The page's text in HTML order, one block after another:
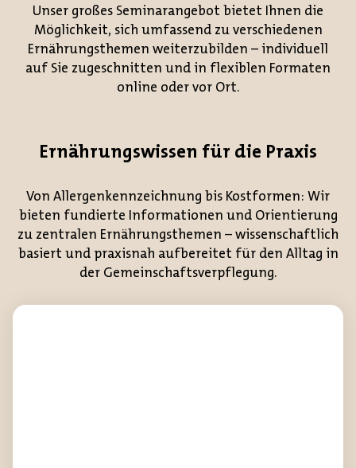
Unser großes Seminarangebot bietet Ihnen die
Möglichkeit, sich umfassend zu verschiedenen
Ernährungsthemen weiterzubilden – individuell
auf Sie zugeschnitten und in flexiblen Formaten
online oder vor Ort.
Ernährungswissen für die Praxis
Von Allergenkennzeichnung bis Kostformen: Wir
bieten fundierte Informationen und Orientierung
zu zentralen Ernährungsthemen – wissenschaftlich
basiert und praxisnah aufbereitet für den Alltag in
der Gemeinschaftsverpflegung.